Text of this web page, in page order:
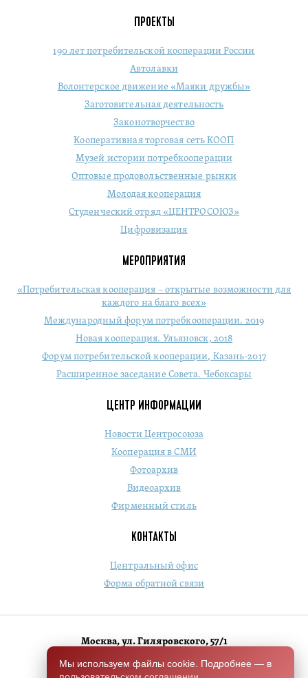
ПРОЕКТЫ
190 лет потребительской кооперации России
Автолавки
Волонтерское движение «Маяки дружбы»
Заготовительная деятельность
Законотворчество
Кооперативная торговая сеть КООП
Музей истории потребкооперации
Оптовые продовольственные рынки
Молодая кооперация
Студенческий отряд «ЦЕНТРОСОЮЗ»
Цифровизация
МЕРОПРИЯТИЯ
«Потребительская кооперация – открытые возможности для
каждого на благо всех»
Международный форум потребкооперации. 2019
Новая кооперация. Ульяновск, 2018
Форум потребительской кооперации, Казань-2017
Расширенное заседание Совета. Чебоксары
ЦЕНТР ИНФОРМАЦИИ
Новости Центросоюза
Кооперация в СМИ
Фотоархив
Видеоархив
Фирменный стиль
КОНТАКТЫ
Центральный офис
Форма обратной связи
Москва, ул. Гиляровского, 57/1
+7 (495) 684-1803
Мы используем файлы cookie. Подробнее — в